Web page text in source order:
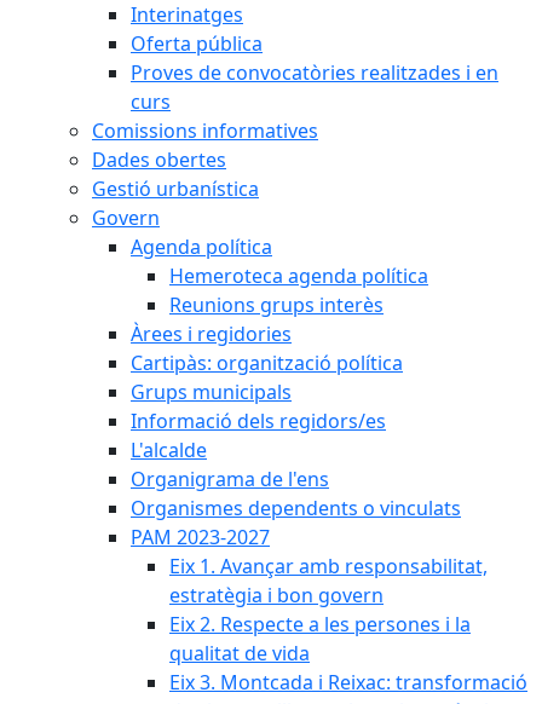
Interinatges
Oferta pública
Proves de convocatòries realitzades i en
curs
Comissions informatives
Dades obertes
Gestió urbanística
Govern
Agenda política
Hemeroteca agenda política
Reunions grups interès
Àrees i regidories
Cartipàs: organització política
Grups municipals
Informació dels regidors/es
L'alcalde
Organigrama de l'ens
Organismes dependents o vinculats
PAM 2023-2027
Eix 1. Avançar amb responsabilitat,
estratègia i bon govern
Eix 2. Respecte a les persones i la
qualitat de vida
Eix 3. Montcada i Reixac: transformació